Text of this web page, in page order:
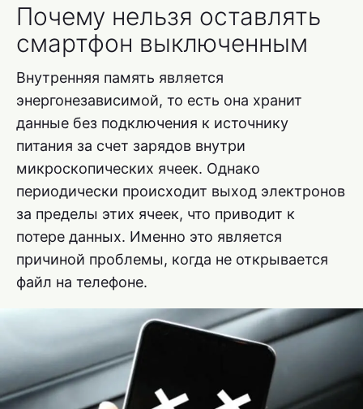
Почему нельзя оставлять
смартфон выключенным
Внутренняя память является
энергонезависимой, то есть она хранит
данные без подключения к источнику
питания за счет зарядов внутри
микроскопических ячеек. Однако
периодически происходит выход электронов
за пределы этих ячеек, что приводит к
потере данных. Именно это является
причиной проблемы, когда не открывается
файл на телефоне.